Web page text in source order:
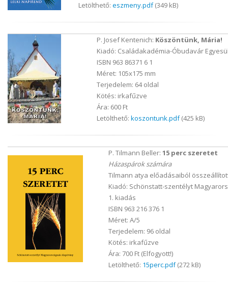
Letölthető: eszmeny.pdf(349 kB)
P. Josef Kentenich: Köszöntünk, Mária!
Kiadó: Családakadémia-Óbudavár
ISBN 963 86371 6 1
Méret: 105x175 mm
Terjedelem: 64 oldal
Kötés: irkafűzve
Ára: 600 Ft
Letölthető: koszontunk.pdf(425 kB)
P. Tilmann Beller: 15 perc szeretet
Házaspárok számára
Tilmann atya előadásaiból
Kiadó: Schönstatt-szentélyt
1. kiadás
ISBN 963 216 376 1
Méret: A/5
Terjedelem: 96 oldal
Kötés: irkafűzve
Ára: 700 Ft (Elfogyott!)
Letölthető: 15perc.pdf(272 kB)